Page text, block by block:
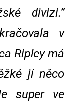
divizi.”
v
Ripley má
jí něco
super ve